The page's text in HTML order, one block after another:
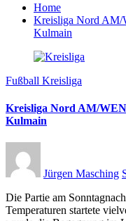
Home
Kreisliga Nord AM/
Kulmain
Fußball Kreisliga
Kreisliga Nord AM/
Kulmain
Jürgen Masching
Die Partie am
Temperaturen startete